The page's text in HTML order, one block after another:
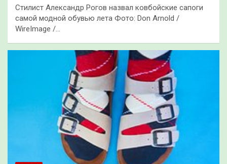
Стилист Александр Рогов назвал ковбойские сапоги
самой модной обувью лета Фото: Don Arnold /
WireImage /…